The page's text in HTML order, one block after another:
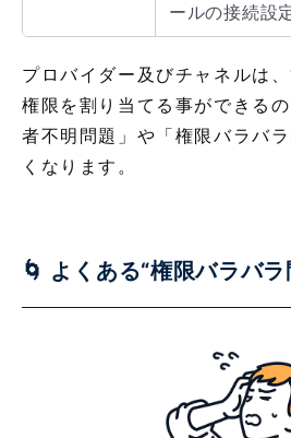
ールの接続設
プロバイダー及びチャネルは
権限を割り当てる事ができる
者不明問題」や「権限バラバ
くなります。
🌀 よくある“権限バラバラ